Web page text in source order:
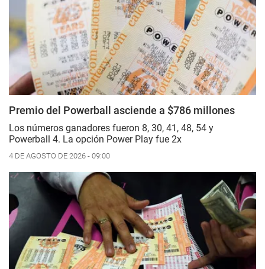
Premio del Powerball asciende a $786 millones
Los números ganadores fueron 8, 30, 41, 48, 54 y
Powerball 4. La opción Power Play fue 2x
4 DE AGOSTO DE 2026 - 09:00